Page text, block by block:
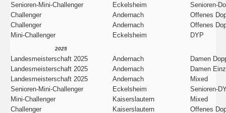
Senioren-Mini-Challenger Eckelsheim
Senioren-
Challenger
Andernach
Offenes
Challenger
Andernach
Offenes
Mini-Challenger
Eckelsheim DYP
2025
Landesmeisterschaft 2025 Andernach
Damen
Landesmeisterschaft 2025
Andernach
Damen
Landesmeisterschaft 2025
Andernach
Mixed
Senioren-Mini-Challenger
Eckelsheim
Senioren-
Mini-Challenger
Kaiserslautern
Mixed
Challenger
Kaiserslautern Offenes